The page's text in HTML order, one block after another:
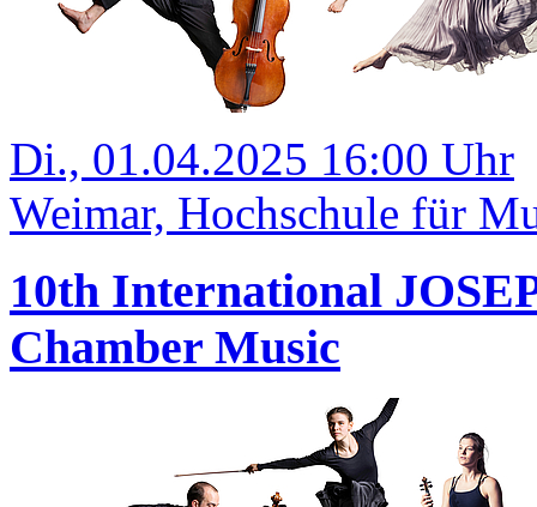
Di., 01.04.2025 16:00 Uhr
Weimar, Hochschule für
10th International
Chamber Music